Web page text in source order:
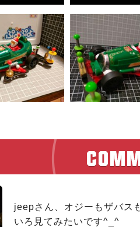
jeepさん、オジーもザバス
いろ見てみたいです^_^